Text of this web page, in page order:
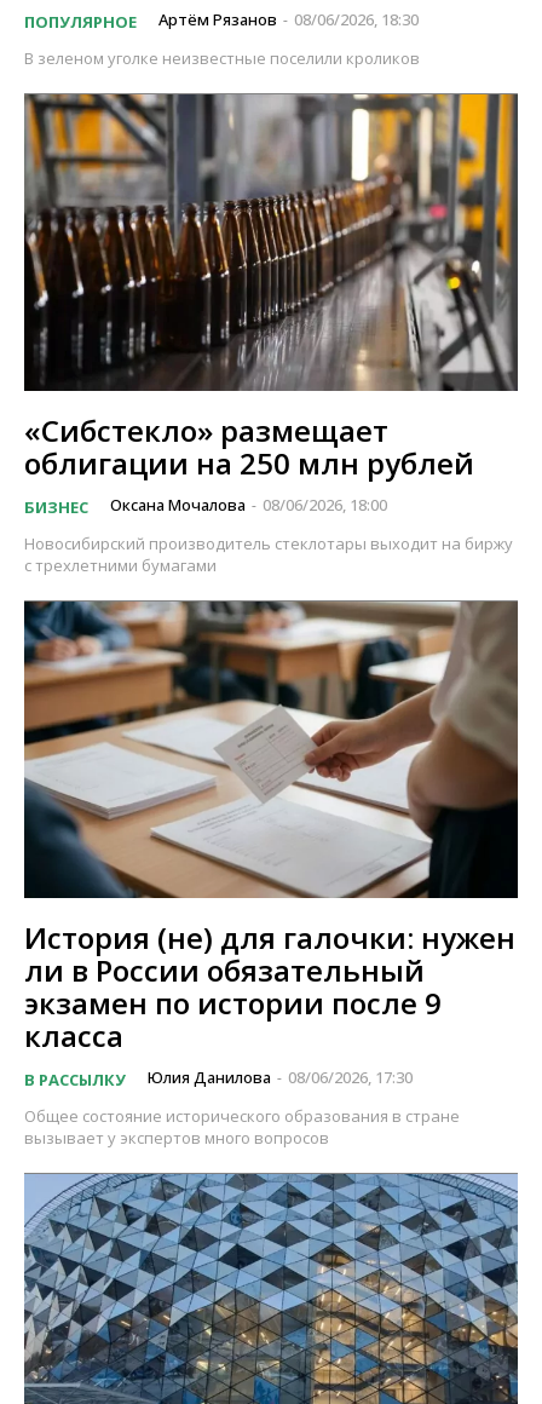
ПОПУЛЯРНОЕ Артём Рязанов - 08/06/2026, 18:30
В зеленом уголке неизвестные поселили кроликов
«Сибстекло» размещает
облигации на 250 млн рублей
БИЗНЕС Оксана Мочалова - 08/06/2026, 18:00
Новосибирский производитель стеклотары выходит на биржу
с трехлетними бумагами
История (не) для галочки: нужен
ли в России обязательный
экзамен по истории после 9
класса
В РАССЫЛКУ Юлия Данилова - 08/06/2026, 17:30
Общее состояние исторического образования в стране
вызывает у экспертов много вопросов